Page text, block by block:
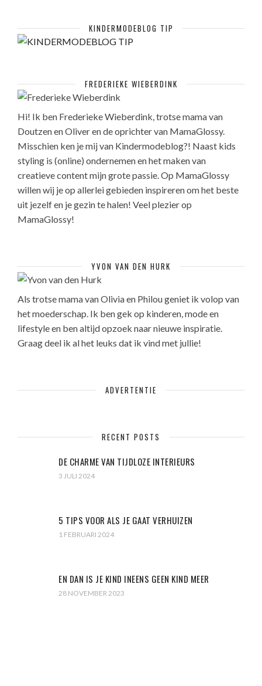
KINDERMODEBLOG TIP
FREDERIEKE WIEBERDINK
Hi! Ik ben Frederieke Wieberdink, trotse mama van
Doutzen en Oliver en de oprichter van MamaGlossy.
Misschien ken je mij van Kindermodeblog?! Naast kids
styling is (online) ondernemen en het maken van
creatieve content mijn grote passie. Op MamaGlossy
willen wij je op allerlei gebieden inspireren om het beste
uit jezelf en je gezin te halen! Veel plezier op
MamaGlossy!
YVON VAN DEN HURK
Als trotse mama van Olivia en Philou geniet ik volop van
het moederschap. Ik ben gek op kinderen, mode en
lifestyle en ben altijd opzoek naar nieuwe inspiratie.
Graag deel ik al het leuks dat ik vind met jullie!
ADVERTENTIE
RECENT POSTS
DE CHARME VAN TIJDLOZE INTERIEURS
3 JULI 2024
5 TIPS VOOR ALS JE GAAT VERHUIZEN
1 FEBRUARI 2024
EN DAN IS JE KIND INEENS GEEN KIND MEER
28 NOVEMBER 2023